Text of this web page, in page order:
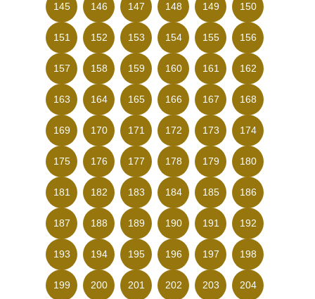
145 146 147 148 149 150
151 152 153 154 155 156
157 158 159 160 161 162
163 164 165 166 167 168
169 170 171 172 173 174
175 176 177 178 179 180
181 182 183 184 185 186
187 188 189 190 191 192
193 194 195 196 197 198
199 200 201 202 203 204